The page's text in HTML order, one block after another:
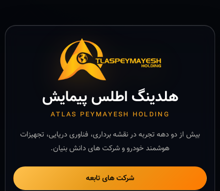
هلدینگ اطلس پیمایش
ATLAS PEYMAYESH HOLDING
بیش از دو دهه تجربه در نقشه برداری، فناوری دریایی، تجهیزات
هوشمند خودرو و شرکت های دانش بنیان.
شرکت های تابعه